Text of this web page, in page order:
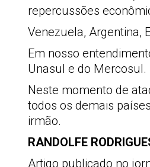
repercussões
Venezuela, Argentina,
Em nosso
Unasul e do Mercosul.
Neste momento de
todos os demais
irmão.
RANDOLFE
Artigo publicado no